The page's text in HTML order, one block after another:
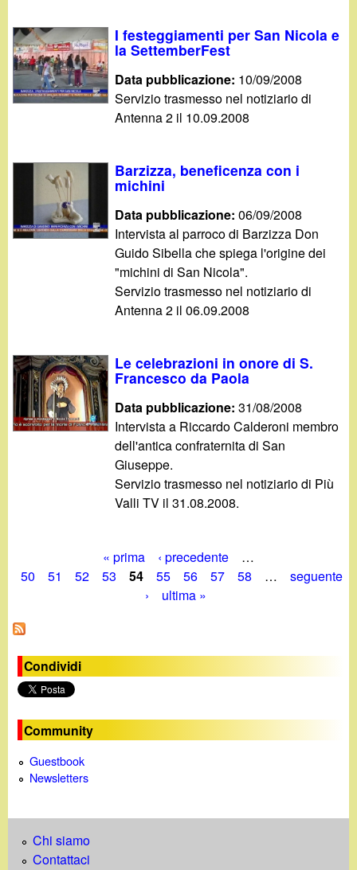
I festeggiamenti per San Nicola e
la SettemberFest
Data pubblicazione: 10/09/2008
Servizio trasmesso nel notiziario di
Antenna 2 il 10.09.2008
Barzizza, beneficenza con i
michini
Data pubblicazione:06/09/2008
Intervista al parroco di Barzizza Don
Guido Sibella che spiega l'origine dei
"michini di San Nicola".
Servizio trasmesso nel notiziario di
Antenna 2 il 06.09.2008
Le celebrazioni in onore di S.
Francesco da Paola
Data pubblicazione:31/08/2008
Intervista a Riccardo Calderoni membro
dell'antica confraternita di San
Giuseppe.
Servizio trasmesso nel notiziario di Più
Valli TV il 31.08.2008.
P
g
i
n
e
« prima ‹ precedente
…
50
51 52 53 54 55 56 57 58 …
seguente
›
ultima »
Condividi
Community
Guestbook
Newsletters
Chi siamo
Contattaci